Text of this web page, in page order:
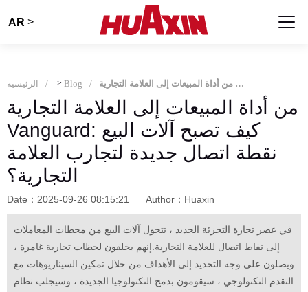
AR >
الرئيسية > Blog من أداة المبيعات إلى العلامة التجارية Vanguard: كيف تصبح آلات البيع نقطة اتصال جديدة لتجارب العلامة التجارية؟
من أداة المبيعات إلى العلامة التجارية
Vanguard: كيف تصبح آلات البيع
نقطة اتصال جديدة لتجارب العلامة
التجارية؟
Date：2025-09-26 08:15:21 Author：Huaxin
في عصر تجارة التجزئة الجديد ، تتحول آلات البيع من محطات المعاملات
إلى نقاط اتصال للعلامة التجارية.إنهم يخلقون لحظات تجارية غامرة ،
ويصلون على وجه التحديد إلى الأهداف من خلال تمكين السيناريوهات.مع
التقدم التكنولوجي ، سيقومون بدمج التكنولوجيا الجديدة ، وسيجلب نظام